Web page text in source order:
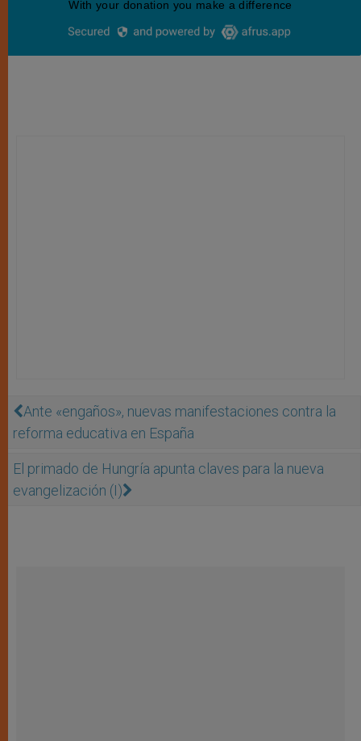
Ante «engaños», nuevas manifestaciones contra la
reforma educativa en España
El primado de Hungría apunta claves para la nueva
evangelización (I)